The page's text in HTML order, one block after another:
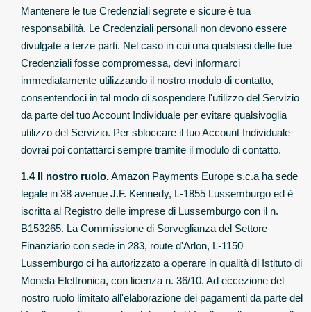
Mantenere le tue Credenziali segrete e sicure è tua
responsabilità. Le Credenziali personali non devono essere
divulgate a terze parti. Nel caso in cui una qualsiasi delle tue
Credenziali fosse compromessa, devi informarci
immediatamente utilizzando il nostro modulo di contatto,
consentendoci in tal modo di sospendere l'utilizzo del Servizio
da parte del tuo Account Individuale per evitare qualsivoglia
utilizzo del Servizio. Per sbloccare il tuo Account Individuale
dovrai poi contattarci sempre tramite il modulo di contatto.
1.4 Il nostro ruolo.Amazon Payments Europe s.c.a ha sede
legale in 38 avenue J.F. Kennedy, L-1855 Lussemburgo ed è
iscritta al Registro delle imprese di Lussemburgo con il n.
B153265. La Commissione di Sorveglianza del Settore
Finanziario con sede in 283, route d'Arlon, L-1150
Lussemburgo ci ha autorizzato a operare in qualità di Istituto di
Moneta Elettronica, con licenza n. 36/10. Ad eccezione del
nostro ruolo limitato all'elaborazione dei pagamenti da parte del